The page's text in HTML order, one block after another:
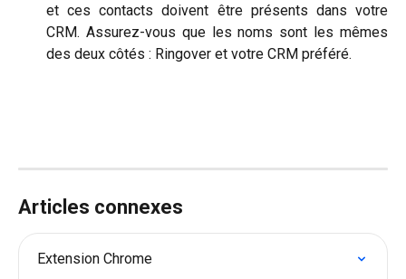
et ces contacts doivent être présents dans votre
CRM. Assurez-vous que les noms sont les mêmes
des deux côtés : Ringover et votre CRM préféré.
Articles connexes
Extension Chrome